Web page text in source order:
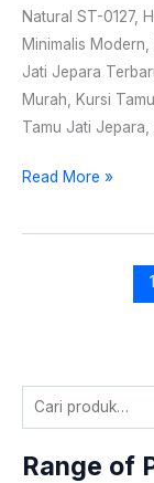
Range of
Natural ST-0127,
Minimalis
Jati Jepara
Murah, Kursi
Tamu Jati
Read More »
1